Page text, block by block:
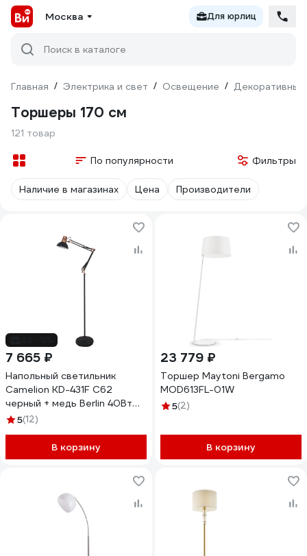
Москва Для юрлиц
Поиск в каталоге
Главная / Электрика и свет / Освещение / Декоративный
Торшеры 170 cм
121 товар
По популярности Фильтры
Наличие в магазинах Цена Производители
7 665 ₽
Напольный светильник
Camelion KD-431F С62
черный + медь Berlin 40Вт
металл 13089
5(12)
В корзину
23 779 ₽
Торшер Maytoni Bergamo
MOD613FL-01W
5(2)
В корзину